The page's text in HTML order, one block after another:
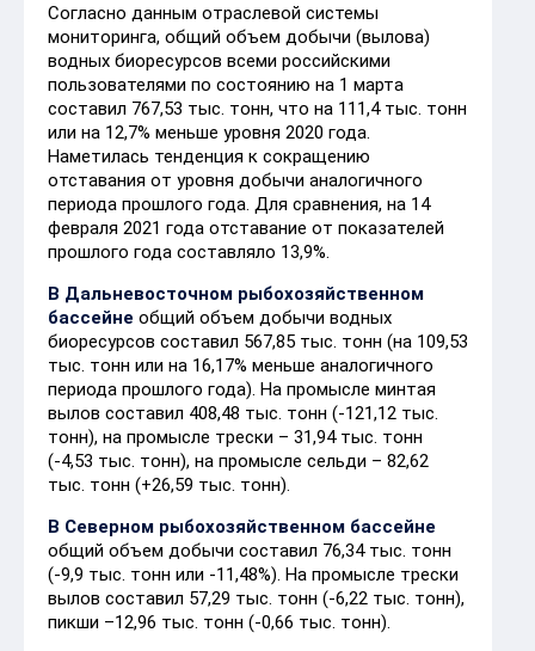
Согласно данным отраслевой системы
мониторинга, общий объем добычи (вылова)
водных биоресурсов всеми российскими
пользователями по состоянию на 1 марта
составил 767,53 тыс. тонн, что на 111,4 тыс. тонн
или на 12,7% меньше уровня 2020 года.
Наметилась тенденция к сокращению
отставания от уровня добычи аналогичного
периода прошлого года. Для сравнения, на 14
февраля 2021 года отставание от показателей
прошлого года составляло 13,9%.
В Дальневосточном рыбохозяйственном
бассейне общий объем добычи водных
биоресурсов составил 567,85 тыс. тонн (на 109,53
тыс. тонн или на 16,17% меньше аналогичного
периода прошлого года). На промысле минтая
вылов составил 408,48 тыс. тонн (-121,12 тыс.
тонн), на промысле трески – 31,94 тыс. тонн
(-4,53 тыс. тонн), на промысле сельди – 82,62
тыс. тонн (+26,59 тыс. тонн).
В Северном рыбохозяйственном бассейне
общий объем добычи составил 76,34 тыс. тонн
(-9,9 тыс. тонн или -11,48%). На промысле трески
вылов составил 57,29 тыс. тонн (-6,22 тыс. тонн),
пикши –12,96 тыс. тонн (-0,66 тыс. тонн).